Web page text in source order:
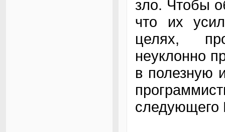
зло. Чтобы
что их
целях,
неуклонно
в полезную
следующего